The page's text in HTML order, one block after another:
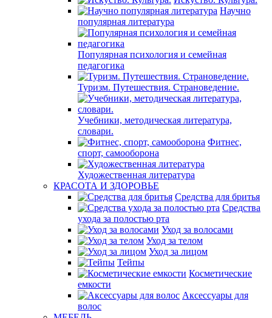
Научно
популярная литература
Популярная психология и семейная
педагогика
Туризм. Путешествия. Страноведение.
Учебники, методическая литература,
словари.
Фитнес,
спорт, самооборона
Художественная литература
КРАСОТА И ЗДОРОВЬЕ
Средства для бритья
Средства
ухода за полостью рта
Уход за волосами
Уход за телом
Уход за лицом
Тейпы
Косметические
емкости
Аксессуары для
волос